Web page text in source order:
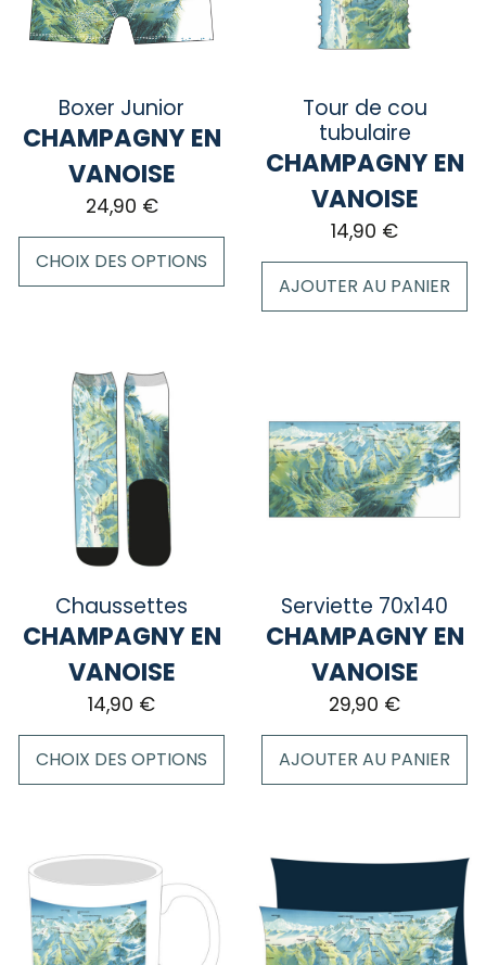
être
choisies
page
produit
peuvent
page
produit
Boxer Junior
CHAMPAGNY EN
VANOISE
24,90 €
CHOIX DES OPTIONS
plusieurs
variations.
options
peuvent
choisies
page
produit
Tour de cou
tubulaire
CHAMPAGNY EN
VANOISE
14,90 €
AJOUTER AU PANIER
Chaussettes
CHAMPAGNY EN
VANOISE
14,90 €
CHOIX DES OPTIONS
plusieurs
variations.
Les
Serviette 70x140
CHAMPAGNY EN
VANOISE
29,90 €
AJOUTER AU PANIER